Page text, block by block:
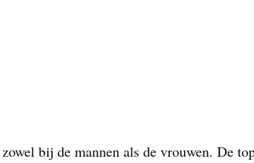
bij de mannen als de vrouwen. De